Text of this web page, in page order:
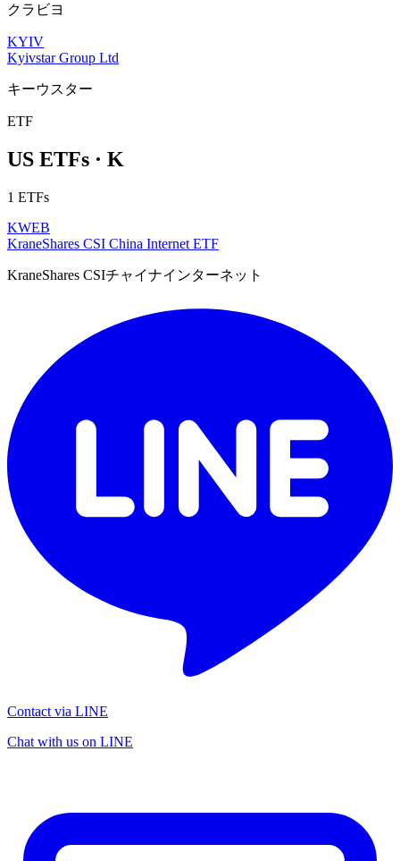
クラビヨ
KYIV
Kyivstar Group Ltd
キーウスター
ETF
US ETFs · K
1 ETFs
KWEB
KraneShares CSI China Internet ETF
KraneShares CSIチャイナインターネット
Contact via LINE
Chat with us on LINE